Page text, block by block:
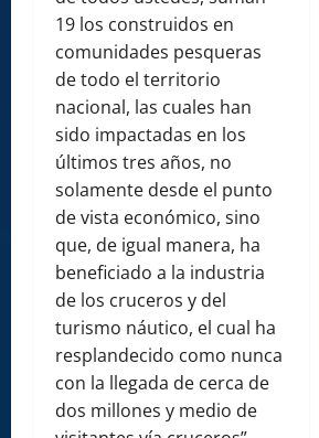
19 los construidos en
comunidades pesqueras
de todo el territorio
nacional, las cuales han
sido impactadas en los
últimos tres años, no
solamente desde el punto
de vista económico, sino
que, de igual manera, ha
beneficiado a la industria
de los cruceros y del
turismo náutico, el cual ha
resplandecido como nunca
con la llegada de cerca de
dos millones y medio de